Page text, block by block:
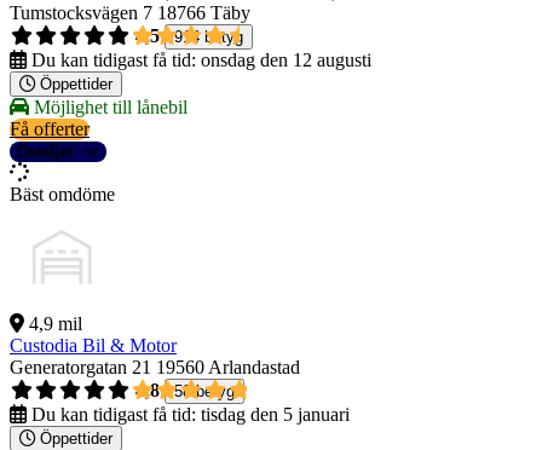
Tumstocksvägen 7 18766 Täby
4,5
914 betyg
Du kan tidigast få tid: onsdag den 12 augusti
Öppettider
Möjlighet till lånebil
Få offerter
Detaljer
Bäst omdöme
4,9 mil
Custodia Bil & Motor
Generatorgatan 21 19560 Arlandastad
4,8
58 betyg
Du kan tidigast få tid: tisdag den 5 januari
Öppettider